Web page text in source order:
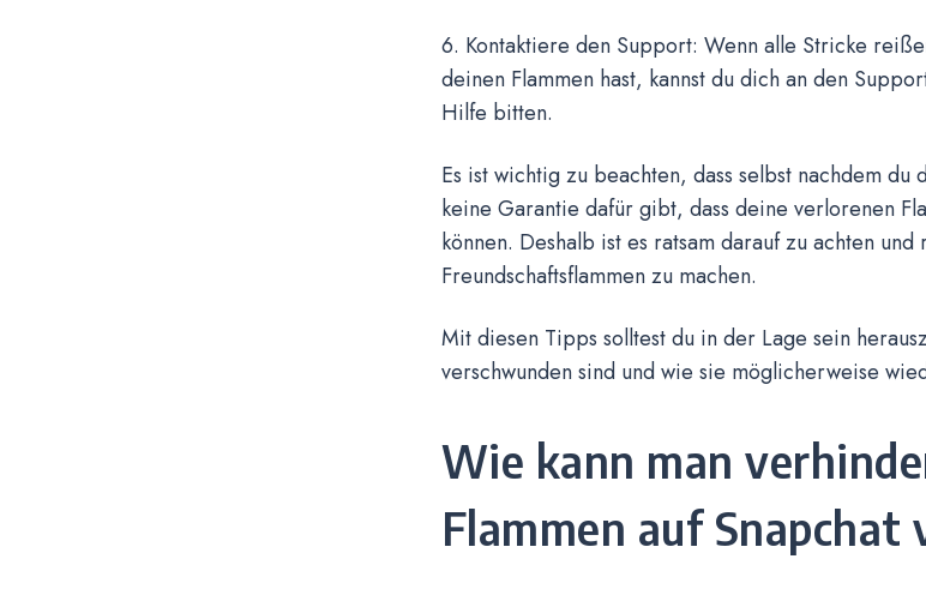
6. Kontaktiere den Support: Wenn alle Stricke
deinen Flammen hast, kannst du dich an den
Hilfe bitten.
Es ist wichtig zu beachten, dass selbst nachdem
keine Garantie dafür gibt, dass deine verlorenen
können. Deshalb ist es ratsam darauf zu achten
Freundschaftsflammen zu machen.
Mit diesen Tipps solltest du in der Lage sein
verschwunden sind und wie sie möglicherweise
Wie kann man
Flammen auf Snapchat